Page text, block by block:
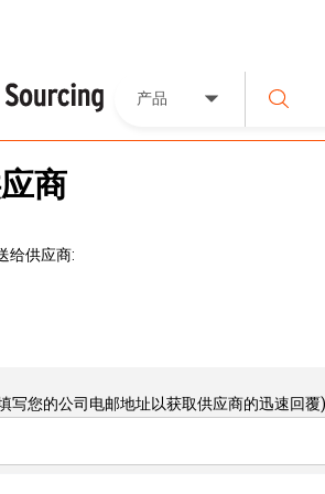
产品
商
给供应商:
写您的公司电邮地址以获取供应商的迅速回覆)